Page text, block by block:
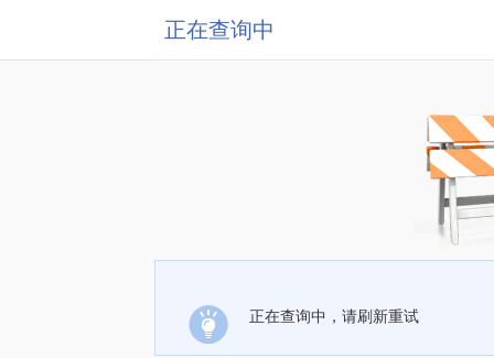
正在查询中
正在查询中，请刷新重试